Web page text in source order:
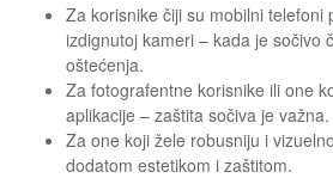
Za korisnike čiji su mobilni telefoni
izdignutoj kameri – kada je sočivo
oštećenja.
Za fotografentne korisnike ili one
aplikacije – zaštita sočiva je važna.
Za one koji žele robusniju i
dodatom estetikom i zaštitom.